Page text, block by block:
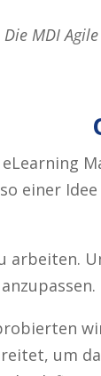
Die MDI
einer
um